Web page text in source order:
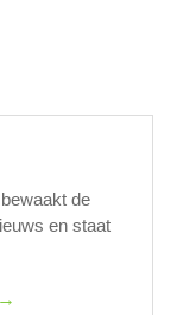
de
en staat